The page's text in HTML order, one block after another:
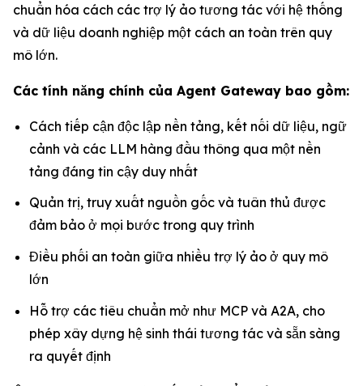
chuẩn hóa cách các trợ lý ảo tương tác với hệ thống
và dữ liệu doanh nghiệp một cách an toàn trên quy
mô lớn.
Các tính năng chính của Agent Gateway bao gồm:
Cách tiếp cận độc lập nền tảng, kết nối dữ liệu, ngữ
cảnh và các LLM hàng đầu thông qua một nền
tảng đáng tin cậy duy nhất
Quản trị, truy xuất nguồn gốc và tuân thủ được
đảm bảo ở mọi bước trong quy trình
Điều phối an toàn giữa nhiều trợ lý ảo ở quy mô
lớn
Hỗ trợ các tiêu chuẩn mở như MCP và A2A, cho
phép xây dựng hệ sinh thái tương tác và sẵn sàng
ra quyết định